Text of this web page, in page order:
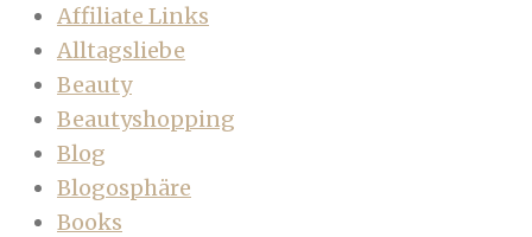
Affiliate Links
Alltagsliebe
Beauty
Beautyshopping
Blog
Blogosphäre
Books